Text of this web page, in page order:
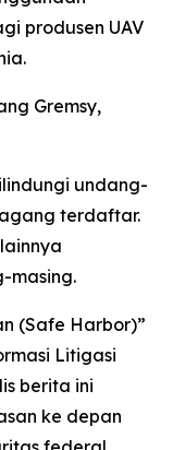
produsen UAV
Gremsy,
undang-
terdaftar.
masing.
(Safe Harbor)”
Litigasi
berita ini
ke depan